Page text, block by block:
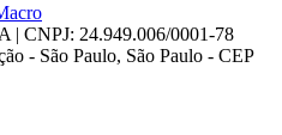
| CNPJ: 24.949.006/0001-78
- São Paulo, São Paulo - CEP